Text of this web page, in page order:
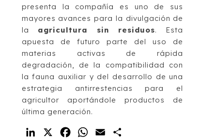
presenta la compañía es uno de sus
mayores avances para la divulgación de
la agricultura sin residuos. Esta
apuesta de futuro parte del uso de
materias activas de rápida
degradación, de la compatibilidad con
la fauna auxiliar y del desarrollo de una
estrategia antirrestencias para el
agricultor aportándole productos de
última generación.
LinkedIn FacebookWhatsApp
Email